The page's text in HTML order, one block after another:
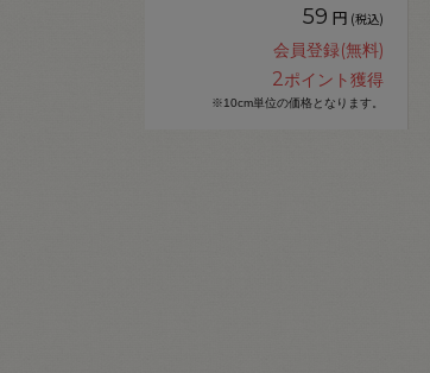
59 円 (税込)
会員登録(無料)
2ポイント獲得
※10cm単位の価格となります。